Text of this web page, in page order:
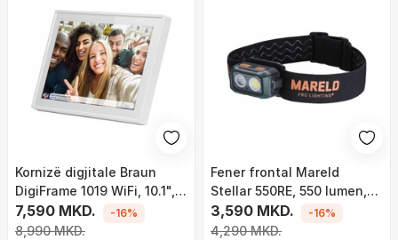
Kornizë digjitale Braun
DigiFrame 1019 WiFi, 10.1",
16GB, e bardhë
7,590 MKD.
8,990 MKD.
-16%
Fener frontal Mareld
Stellar 550RE, 550 lumen,
IP64, i zi
3,590 MKD.
4,290 MKD.
-16%